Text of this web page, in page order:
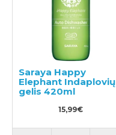
Saraya Happy
Elephant Indaplovių
gelis 420ml
15,99€